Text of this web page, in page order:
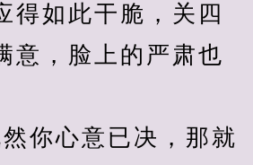
如此干脆，关四
意，脸上的严肃也
心意已决，那就